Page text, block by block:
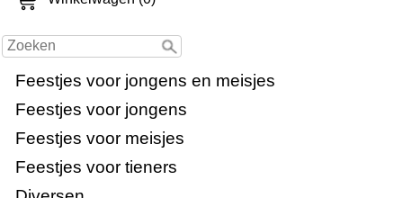
Feestjes voor jongens en meisjes
Feestjes voor jongens
Feestjes voor meisjes
Feestjes voor tieners